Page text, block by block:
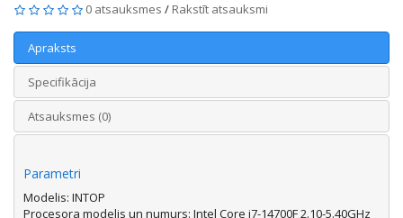
0 atsauksmes / Rakstīt atsauksmi
Apraksts
Specifikācija
Atsauksmes (0)
Parametri
Modelis: INTOP
Procesora modelis un numurs: Intel Core i7-14700F 2.10-5.40GHz